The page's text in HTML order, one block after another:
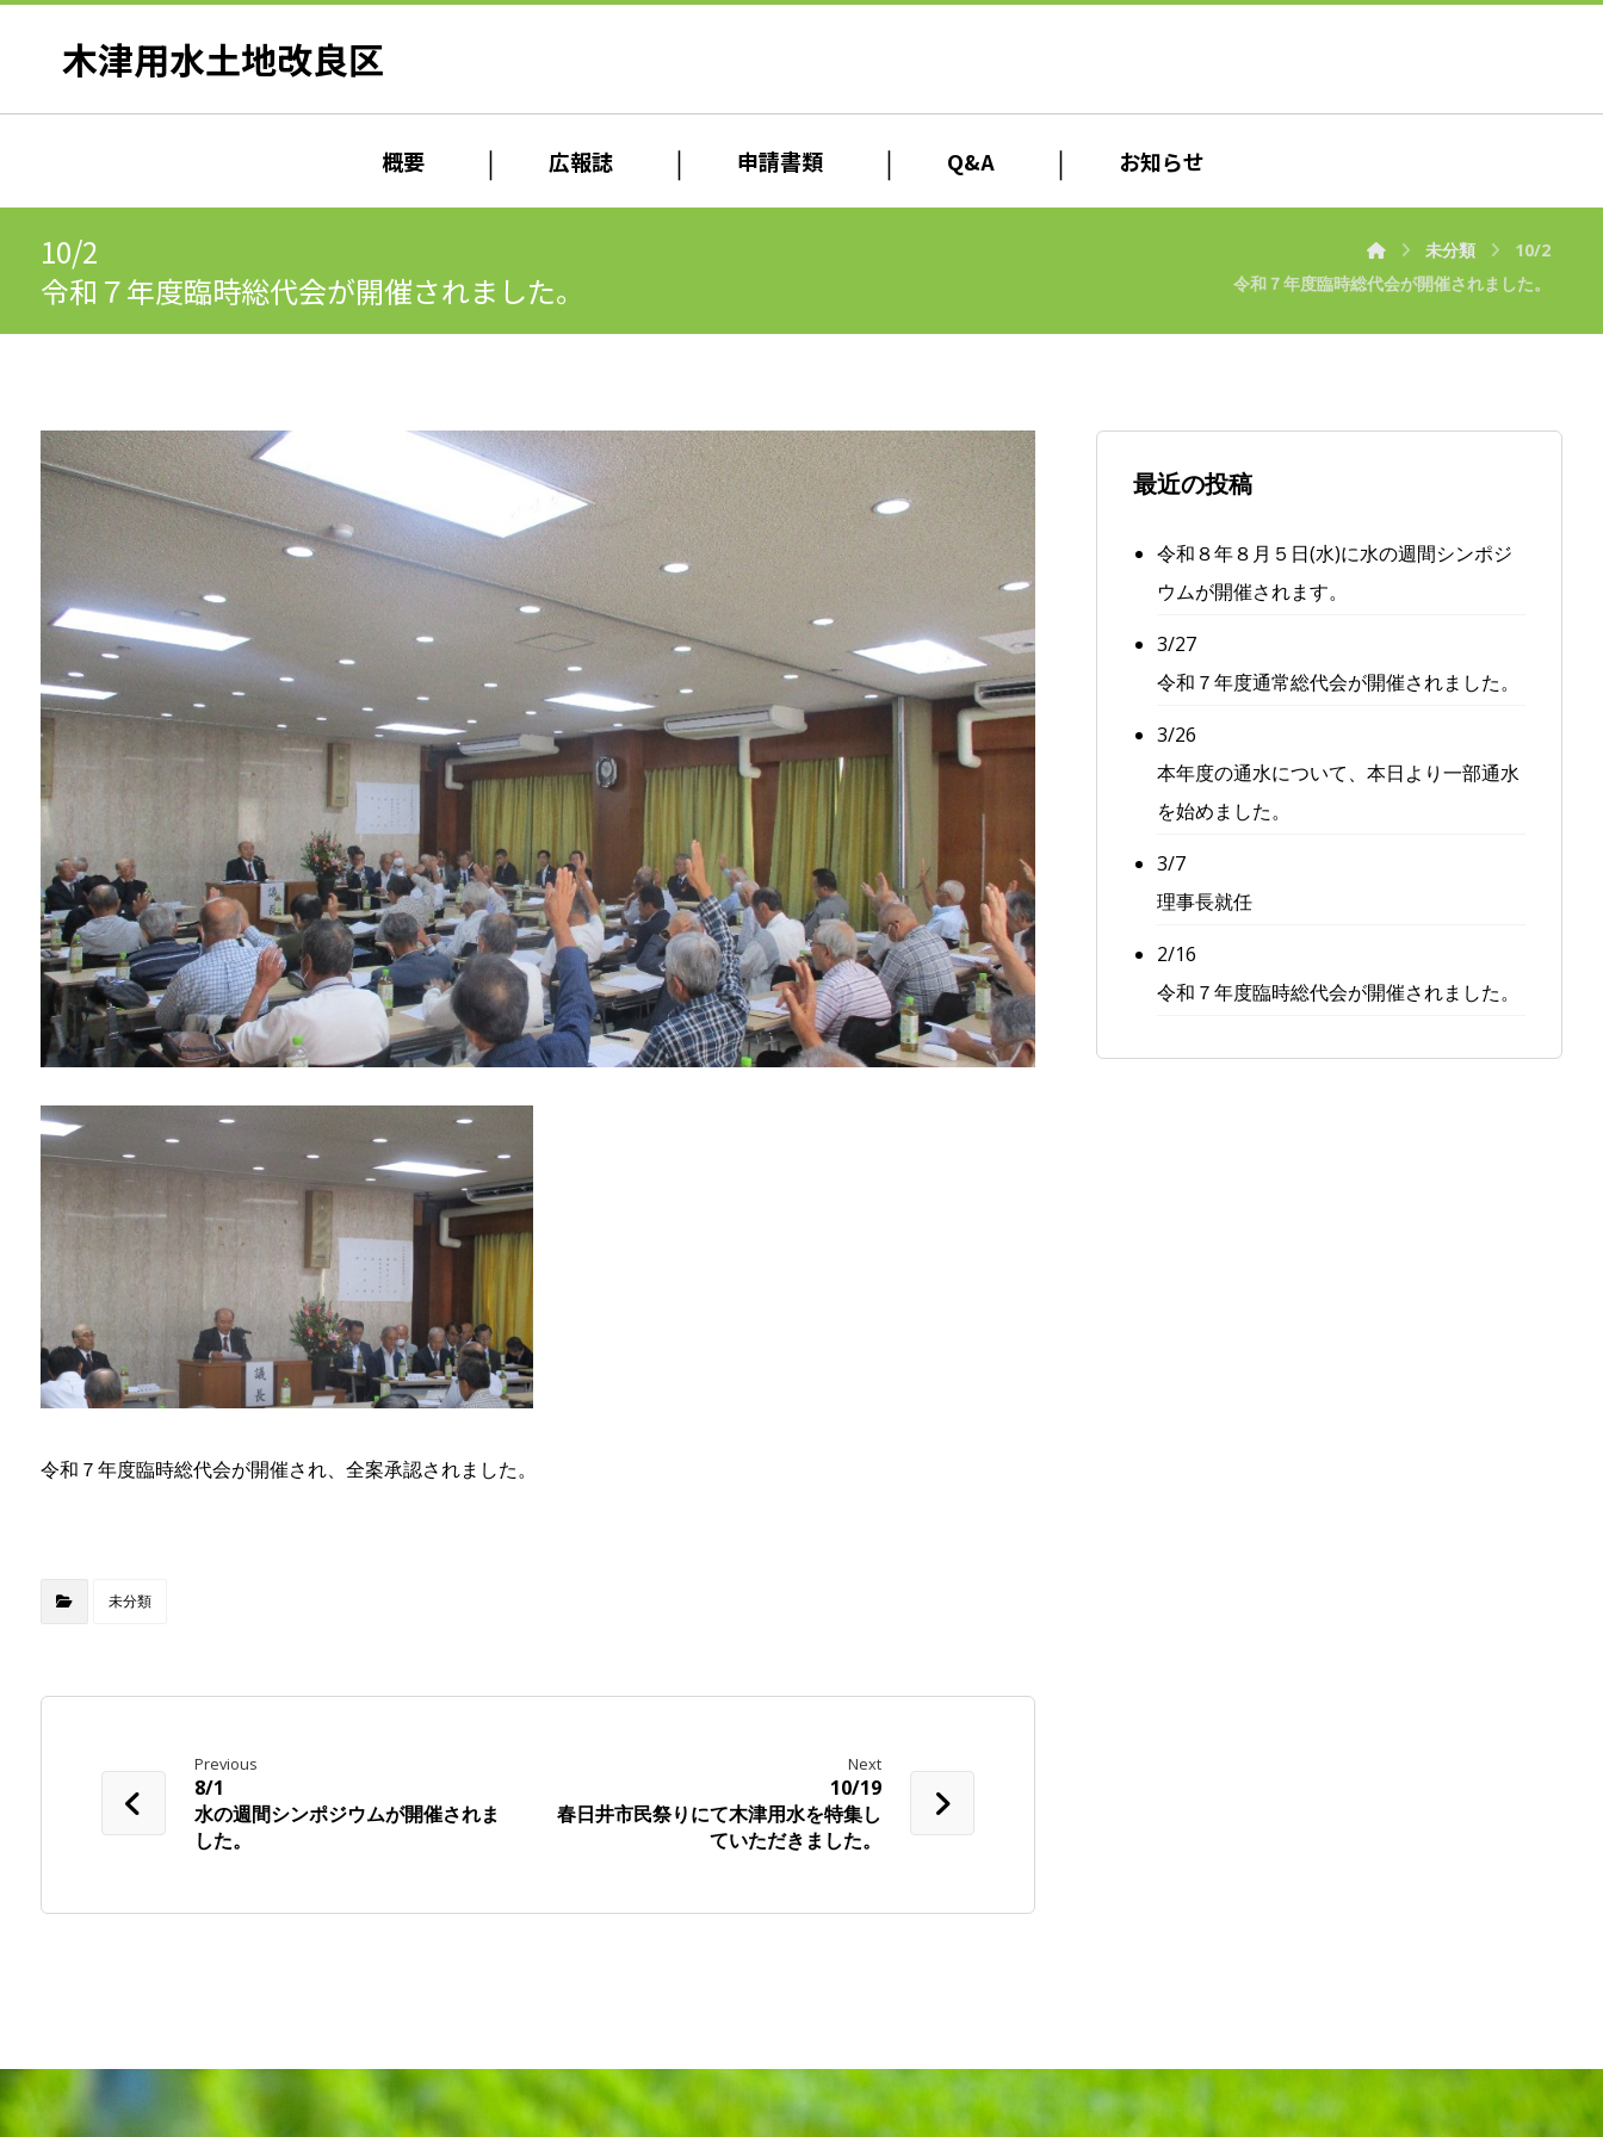
木津用水土地改良区
概要 広報誌 申請書類 Q&A お知らせ
10/2
令和７年度臨時総代会が開催されました。
未分類
10/2
令和７年度臨時総代会が開催されました。
令和７年度臨時総代会が開催され、全案承認されました。
未分類
Previous
8/1
水の週間シンポジウムが開催されま
した。
Next
10/19
春日井市民祭りにて木津用水を特集し
ていただきました。
最近の投稿
令和８年８月５日(水)に水の週間シンポジ
ウムが開催されます。
3/27
令和７年度通常総代会が開催されました。
3/26
本年度の通水について、本日より一部通水
を始めました。
3/7
理事長就任
2/16
令和７年度臨時総代会が開催されました。